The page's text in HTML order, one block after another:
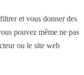
et vous donner des
pouvez même ne pas
ou le site web